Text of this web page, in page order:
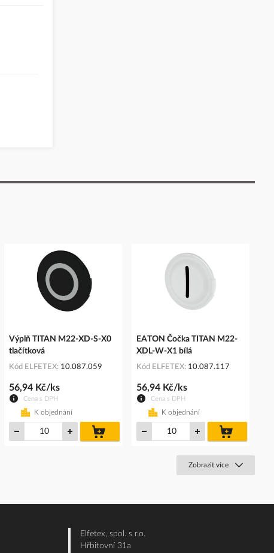
Výplň TITAN M22-XD-S-X0
tlačítková
Kód ELFETEX 10.087.059
Cena s DPH
56,94 Kč/ks
K objednání
košíku
EATON Čočka TITAN M22-
XDL-W-X1 bílá
Kód ELFETEX 10.087.117
Cena s DPH
56,94 Kč/ks
K objednání
košíku
Zobrazit více
Elfetex, spol. s r.o.
Hřbitovní 31a